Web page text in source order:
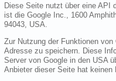
Diese Seite nutzt über eine API
ist die Google Inc., 1600
94043, USA.
Zur Nutzung der Funktionen
Adresse zu speichern. Diese
Server von Google in den USA
Anbieter dieser Seite hat keinen